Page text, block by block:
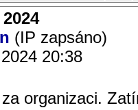
(IP zapsáno)
20:38
organizaci.